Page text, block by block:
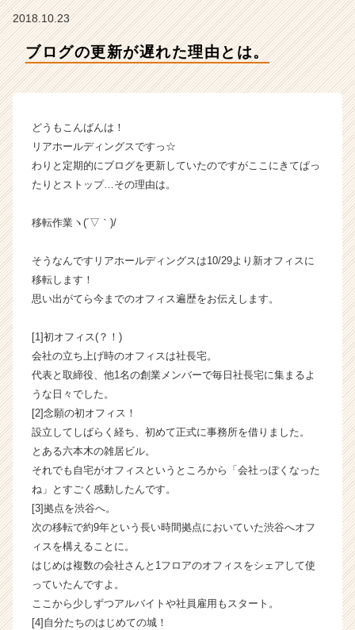
チ
業
か
ら
ト
く
サ
イ
キ
ャ
リ
ア
h
r
a
r
2018.10.23
ブログの更新が遅れた理由とは。
どうもこんばんは！
リアホールディングスですっ☆
わりと定期的にブログを更新していたのですがここにきてぱっ
たりとストップ…その理由は。
移転作業ヽ(´▽｀)/
そうなんですリアホールディングスは10/29より新オフィスに
移転します！
思い出がてら今までのオフィス遍歴をお伝えします。
[1]初オフィス(？！)
会社の立ち上げ時のオフィスは社長宅。
代表と取締役、他1名の創業メンバーで毎日社長宅に集まるよ
うな日々でした。
[2]念願の初オフィス！
設立してしばらく経ち、初めて正式に事務所を借りました。
とある六本木の雑居ビル。
それでも自宅がオフィスというところから「会社っぽくなった
ね」とすごく感動したんです。
[3]拠点を渋谷へ。
次の移転で約9年という長い時間拠点においていた渋谷へオフ
ィスを構えることに。
はじめは複数の会社さんと1フロアのオフィスをシェアして使
っていたんですよ。
ここから少しずつアルバイトや社員雇用もスタート。
[4]自分たちのはじめての城！